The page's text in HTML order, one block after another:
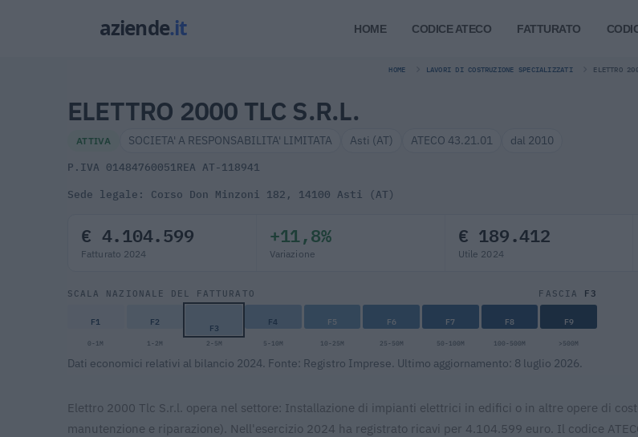
HOME CODICE ATECO FATTURATO
HOME LAVORI DI COSTRUZIONE SPECIALIZZATI ELETTRO
ELETTRO 2000 TLC S.R.L.
ATTIVA SOCIETA' A RESPONSABILITA' LIMITATA Asti (AT) ATECO 43.21.01 dal 2010
P.IVA 01484760051REA AT-118941
Sede legale: Corso Don Minzoni 182, 14100 Asti (AT)
€ 4.104.599
Fatturato 2024
+11,8%
Variazione
€ 189.412
Utile 2024
SCALA NAZIONALE DEL FATTURATO FASCIA F3
F1 F2 F3 F4 F5 F6 F7 F8 F9
0-1M 1-2M 2-5M 5-10M 10-25M 25-50M 50-100M 100-500M >500M
Dati economici relativi al bilancio 2024. Fonte: Registro Imprese. Ultimo aggiornamento: 8 luglio 2026.
Elettro 2000 Tlc S.r.l. opera nel settore: Installazione di impianti elettrici in edifici o in altre opere di
manutenzione e riparazione). Nell'esercizio 2024 ha registrato ricavi per 4.104.599 euro. Il codice